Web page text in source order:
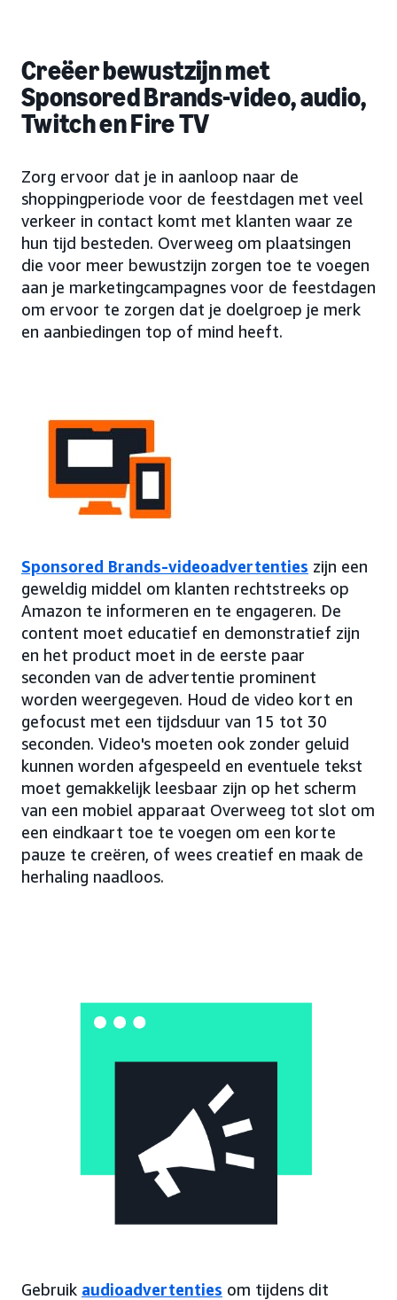
Creëer bewustzijn met
Sponsored Brands-video, audio,
Twitch en Fire TV
Zorg ervoor dat je in aanloop naar de
shoppingperiode voor de feestdagen met veel
verkeer in contact komt met klanten waar ze
hun tijd besteden. Overweeg om plaatsingen
die voor meer bewustzijn zorgen toe te voegen
aan je marketingcampagnes voor de feestdagen
om ervoor te zorgen dat je doelgroep je merk
en aanbiedingen top of mind heeft.
Sponsored Brands-videoadvertenties zijn een
geweldig middel om klanten rechtstreeks op
Amazon te informeren en te engageren. De
content moet educatief en demonstratief zijn
en het product moet in de eerste paar
seconden van de advertentie prominent
worden weergegeven. Houd de video kort en
gefocust met een tijdsduur van 15 tot 30
seconden. Video's moeten ook zonder geluid
kunnen worden afgespeeld en eventuele tekst
moet gemakkelijk leesbaar zijn op het scherm
van een mobiel apparaat Overweeg tot slot om
een eindkaart toe te voegen om een korte
pauze te creëren, of wees creatief en maak de
herhaling naadloos.
Gebruik audioadvertenties om tijdens dit